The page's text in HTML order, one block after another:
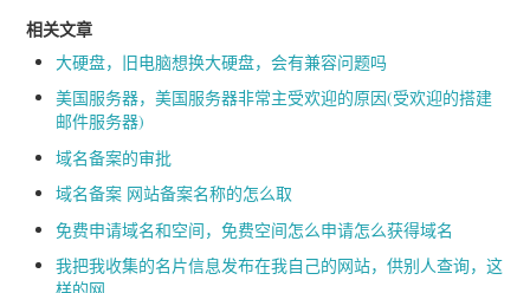
相关文章
大硬盘，旧电脑想换大硬盘，会有兼容问题吗
美国服务器，美国服务器非常主受欢迎的原因(受欢迎的搭建
邮件服务器)
域名备案的审批
域名备案 网站备案名称的怎么取
免费申请域名和空间，免费空间怎么申请怎么获得域名
我把我收集的名片信息发布在我自己的网站，供别人查询，这